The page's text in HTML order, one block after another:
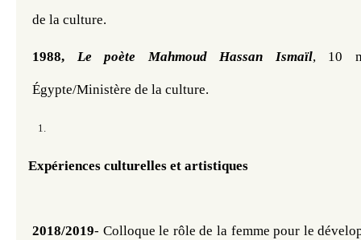
de la culture.
1988, Le poète Mahmoud Hassan Ismaïl, 10
Égypte/Ministère de la culture.
Expériences culturelles et artistiques
2018/2019- Colloque le rôle de la femme pour le